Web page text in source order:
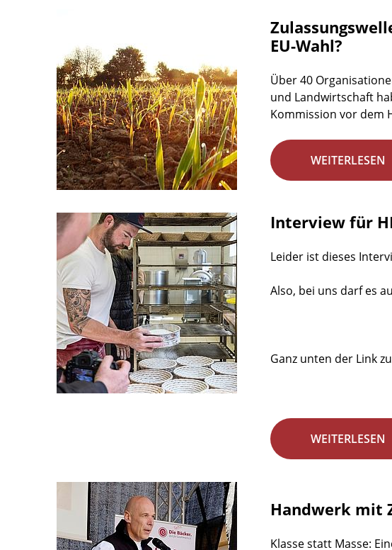
EU-Wahl?
Über 40
und Landwirtschaft
Kommission vor dem
WEITERLESEN
Interview für
Leider ist dieses
Also, bei uns darf es
Ganz unten der Link
WEITERLESEN
Handwerk mit
Klasse statt Masse: